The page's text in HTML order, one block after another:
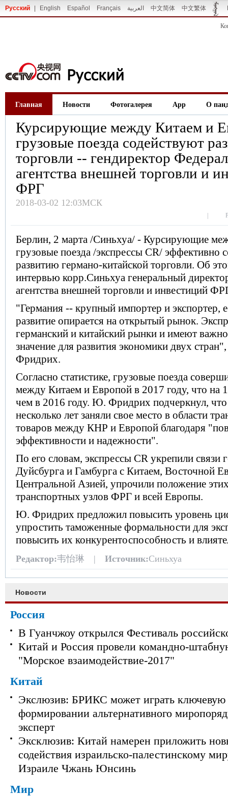
Русский English Español Français العربية 中文简体 中文繁体
Главная Новости Фотогалерея App О
Курсирующие между Китаем и
грузовые поезда содействуют
торговли -- гендиректор
агентства внешней торговли и
ФРГ
2018-03-02 12:03МСК
Берлин, 2 марта /Синьхуа/ - Курсирующие
грузовые поезда /экспрессы СR/ эффективно
развитию германо-китайской торговли. Об
интервью корр.Синьхуа генеральный
агентства внешней торговли и инвестиций
"Германия -- крупный импортер и экспортер,
развитие опирается на открытый рынок.
германский и китайский рынки и имеют
значение для развития экономики двух
Фридрих.
Согласно статистике, грузовые поезда
между Китаем и Европой в 2017 году, что на
чем в 2016 году. Ю. Фридрих подчеркнул, что
несколько лет заняли свое место в области
товаров между КНР и Европой благодаря
эффективности и надежности".
По его словам, экспрессы СR укрепили связи
Дуйсбурга и Гамбурга с Китаем, Восточной
Центральной Азией, упрочили положение
транспортных узлов ФРГ и всей Европы.
Ю. Фридрих предложил повысить уровень
упростить таможенные формальности для
повысить их конкурентоспособность и
Редактор:韦怡琳 | Источник:Синьхуа
Новости
Россия
В Гуанчжоу открылся Фестиваль
Китай и Россия провели командно-
"Морское взаимодействие-2017"
Китай
Экслюзив: БРИКС может играть ключевую
формировании альтернативного
эксперт
Эксклюзив: Китай намерен приложить
содействия израильско-палестинскому
Израиле Чжань Юнсинь
Мир